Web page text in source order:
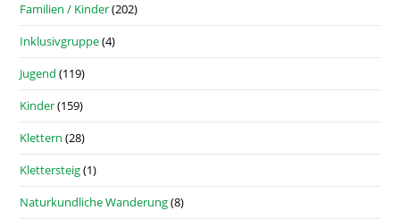
Familien / Kinder(202)
Inklusivgruppe(4)
Jugend (119)
Kinder(159)
Klettern (28)
Klettersteig(1)
Naturkundliche Wanderung(8)